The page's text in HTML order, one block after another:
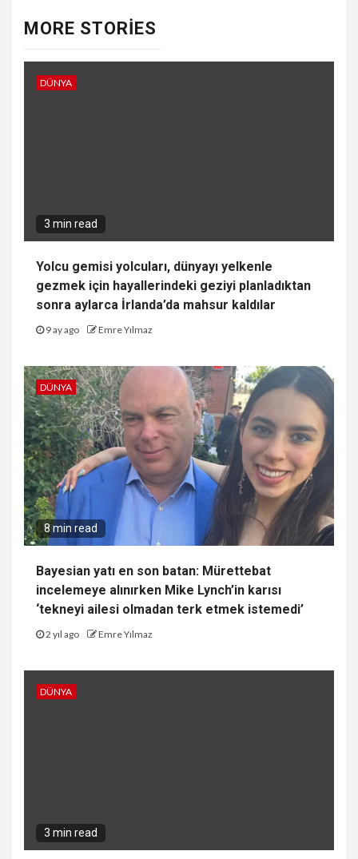
MORE STORIES
DÜNYA
3 min read
Yolcu gemisi yolcuları, dünyayı yelkenle
gezmek için hayallerindeki geziyi planladıktan
sonra aylarca İrlanda’da mahsur kaldılar
9 ay ago Emre Yılmaz
DÜNYA
8 min read
Bayesian yatı en son batan: Mürettebat
incelemeye alınırken Mike Lynch’in karısı
‘tekneyi ailesi olmadan terk etmek istemedi’
2 yıl ago Emre Yılmaz
DÜNYA
3 min read